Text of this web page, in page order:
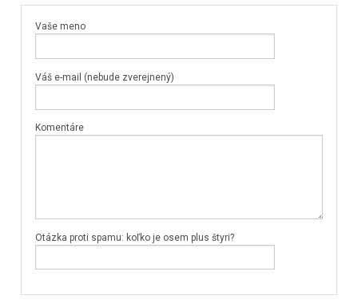
Vaše meno
Váš e-mail (nebude zverejnený)
Komentáre
Otázka proti spamu: koľko je osem plus štyri?